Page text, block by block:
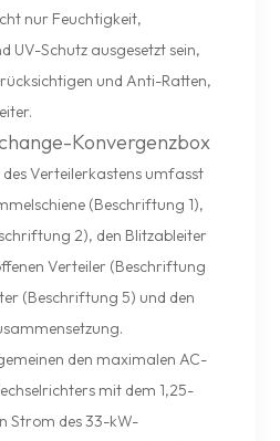
nur Feuchtigkeit,
UV-Schutz ausgesetzt sein,
und Anti-Ratten,
Konvergenzbox
Verteilerkastens umfasst
(Beschriftung 1),
2), den Blitzableiter
Verteiler (Beschriftung
(Beschriftung 5) und den
den maximalen AC-
mit dem 1,25-
Strom des 33-kW-